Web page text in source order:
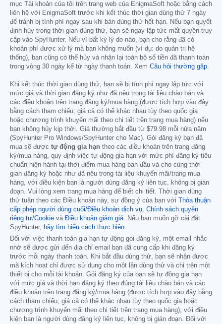
mục Tài khoản của tôi trên trang web của EnigmaSoft hoặc bằng cách
liên hệ với EnigmaSoft trước khi kết thúc thời gian dùng thử 7 ngày
để tránh bị tính phí ngay sau khi bản dùng thử hết hạn. Nếu bạn quyết
định hủy trong thời gian dùng thử, bạn sẽ ngay lập tức mất quyền truy
cập vào SpyHunter. Nếu vì bất kỳ lý do nào, bạn cho rằng đã có
khoản phí được xử lý mà bạn không muốn (ví dụ: do quản trị hệ
thống), bạn cũng có thể hủy và nhận lại toàn bộ số tiền đã thanh toán
trong vòng 30 ngày kể từ ngày thanh toán. Xem Câu hỏi thường gặp.
Khi kết thúc thời gian dùng thử, bạn sẽ bị tính phí ngay lập tức với
mức giá và thời gian đăng ký như đã nêu trong tài liệu chào bán và
các điều khoản trên trang đăng ký/mua hàng (được tích hợp vào đây
bằng cách tham chiếu; giá cả có thể khác nhau tùy theo quốc gia
hoặc chương trình khuyến mãi theo chi tiết trên trang mua hàng) nếu
bạn không hủy kịp thời. Giá thường bắt đầu từ $79.98 mỗi nửa năm
(SpyHunter Pro Windows/SpyHunter cho Mac). Gói đăng ký bạn đã
mua sẽ được tự động gia hạn theo các điều khoản trên trang đăng
ký/mua hàng, quy định việc tự động gia hạn với mức phí đăng ký tiêu
chuẩn hiện hành tại thời điểm mua hàng ban đầu và cho cùng thời
gian đăng ký hoặc như đã nêu trong tài liệu khuyến mãi/trang mua
hàng, với điều kiện bạn là người dùng đăng ký liên tục, không bị gián
đoạn. Vui lòng xem trang mua hàng để biết chi tiết. Thời gian dùng
thử tuân theo các Điều khoản này, sự đồng ý của bạn với
Thỏa thuận
cấp phép người dùng cuối/Điều khoản dịch vụ, Chính sách quyền
riêng tư/Cookie và Điều khoản giảm giá. Nếu bạn muốn gỡ cài đặt
SpyHunter, hãy tìm hiểu cách thực hiện.
Đối với việc thanh toán gia hạn tự động gói đăng ký, một email nhắc
nhở sẽ được gửi đến địa chỉ email bạn đã cung cấp khi đăng ký
trước mỗi ngày thanh toán. Khi bắt đầu dùng thử, bạn sẽ nhận được
mã kích hoạt chỉ được sử dụng cho một lần dùng thử và chỉ trên một
thiết bị cho mỗi tài khoản. Gói đăng ký của bạn sẽ tự động gia hạn
với mức giá và thời hạn đăng ký theo đúng tài liệu chào bán và các
điều khoản trên trang đăng ký/mua hàng (được tích hợp vào đây bằng
cách tham chiếu; giá cả có thể khác nhau tùy theo quốc gia hoặc
chương trình khuyến mãi theo chi tiết trên trang mua hàng), với điều
kiện bạn là người dùng đăng ký liên tục, không bị gián đoạn. Đối với